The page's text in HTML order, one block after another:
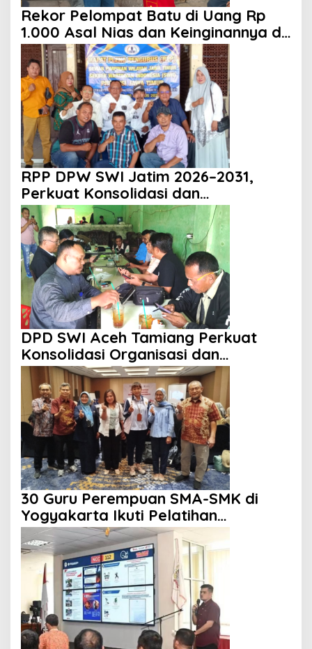
Rekor Pelompat Batu di Uang Rp
1.000 Asal Nias dan Keinginannya di
HUT ke 81 RI
RPP DPW SWI Jatim 2026–2031,
Perkuat Konsolidasi dan
Profesionalisme Organisasi
DPD SWI Aceh Tamiang Perkuat
Konsolidasi Organisasi dan
Kemitraan
30 Guru Perempuan SMA-SMK di
Yogyakarta Ikuti Pelatihan
Kepemimpinan